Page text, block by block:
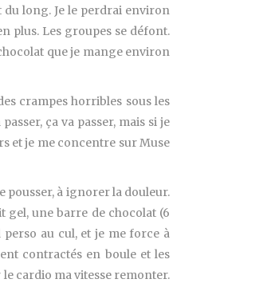
du long. Je le perdrai environ
plus. Les groupes se défont.
que je mange environ
crampes horribles sous les
ça va passer, mais si je
et je me concentre sur Muse
pousser, à ignorer la douleur.
gel, une barre de chocolat (6
au cul, et je me force à
contractés en boule et les
le cardio ma vitesse remonter.